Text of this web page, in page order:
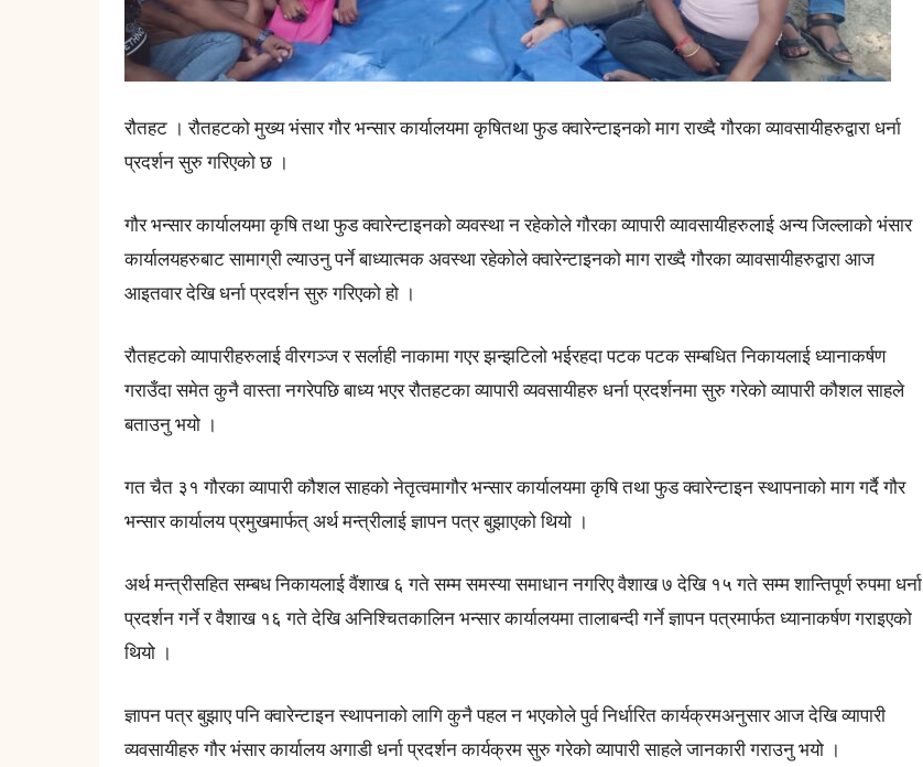
रौतहट । रौतहटको मुख्य भंसार गौर भन्सार कार्यालयमा कृषितथा फुड क्वारेन्टाइनको माग राख्दै गौरका व्यावसायीहरुद्वारा धर्ना
प्रदर्शन सुरु गरिएको छ ।
गौर भन्सार कार्यालयमा कृषि तथा फुड क्वारेन्टाइनको व्यवस्था न रहेकोले गौरका व्यापारी व्यावसायीहरुलाई अन्य जिल्लाको भंसार
कार्यालयहरुबाट सामाग्री ल्याउनु पर्ने बाध्यात्मक अवस्था रहेकोले क्वारेन्टाइनको माग राख्दै गौरका व्यावसायीहरुद्वारा आज
आइतवार देखि धर्ना प्रदर्शन सुरु गरिएको हो ।
रौतहटको व्यापारीहरुलाई वीरगञ्ज र सर्लाही नाकामा गएर झन्झटिलो भईरहदा पटक पटक सम्बधित निकायलाई ध्यानाकर्षण
गराउँदा समेत कुनै वास्ता नगरेपछि बाध्य भएर रौतहटका व्यापारी व्यवसायीहरु धर्ना प्रदर्शनमा सुरु गरेको व्यापारी कौशल साहले
बताउनु भयो ।
गत चैत ३१ गौरका व्यापारी कौशल साहको नेतृत्वमागौर भन्सार कार्यालयमा कृषि तथा फुड क्वारेन्टाइन स्थापनाको माग गर्दै गौर
भन्सार कार्यालय प्रमुखमार्फत् अर्थ मन्त्रीलाई ज्ञापन पत्र बुझाएको थियो ।
अर्थ मन्त्रीसहित सम्बध निकायलाई वैंशाख ६ गते सम्म समस्या समाधान नगरिए वैशाख ७ देखि १५ गते सम्म शान्तिपूर्ण रुपमा धर्ना
प्रदर्शन गर्ने र वैशाख १६ गते देखि अनिश्चितकालिन भन्सार कार्यालयमा तालाबन्दी गर्ने ज्ञापन पत्रमार्फत ध्यानाकर्षण गराइएको
थियो ।
ज्ञापन पत्र बुझाए पनि क्वारेन्टाइन स्थापनाको लागि कुनै पहल न भएकोले पुर्व निर्धारित कार्यक्रमअनुसार आज देखि व्यापारी
व्यवसायीहरु गौर भंसार कार्यालय अगाडी धर्ना प्रदर्शन कार्यक्रम सुरु गरेको व्यापारी साहले जानकारी गराउनु भयो ।